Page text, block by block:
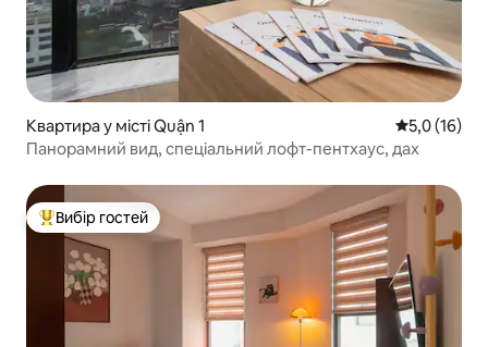
Квартира у місті Quận 1 Середня
5,0 (16)
Панорамний вид, спеціальний лофт-пентхаус, дах
Топ вибір гостей
Вибір гостей